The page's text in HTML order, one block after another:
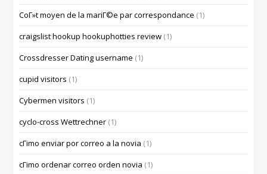
CoГ»t moyen de la mariГ©e par correspondance (1)
craigslist hookup hookuphotties review (1)
Crossdresser Dating username (1)
cupid visitors (1)
Cybermen visitors (1)
cyclo-cross Wettrechner (1)
cГіmo enviar por correo a la novia (1)
cГіmo ordenar correo orden novia (1)